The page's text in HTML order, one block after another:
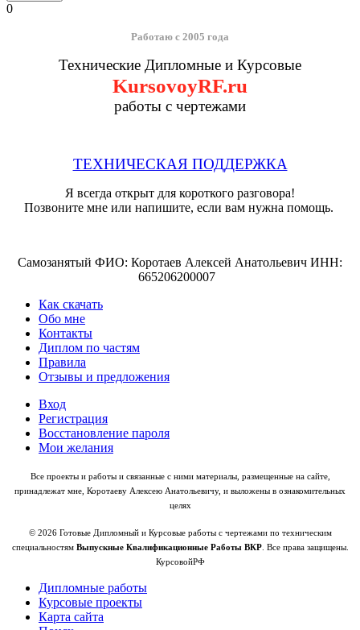
0
Работаю с 2005 года
Технические Дипломные и Курсовые
KursovoyRF.ru
работы с чертежами
ТЕХНИЧЕСКАЯ ПОДДЕРЖКА
Я всегда открыт для короткого разговора!
Позвоните мне или напишите, если вам нужна помощь.
Самозанятый ФИО: Коротаев Алексей Анатольевич ИНН:
665206200007
Как скачать
Обо мне
Контакты
Диплом по частям
Правила
Отзывы и предложения
Вход
Регистрация
Восстановление пароля
Мои желания
Все проекты и работы и связанные с ними материалы, размещенные на сайте,
принадлежат мне, Коротаеву Алексею Анатольевичу, и выложены в ознакомительных
целях
© 2026 Готовые Дипломный и Курсовые работы с чертежами по техническим
специальностям Выпускные Квалификационные Работы ВКР. Все права защищены.
КурсовойРФ
Дипломные работы
Курсовые проекты
Карта сайта